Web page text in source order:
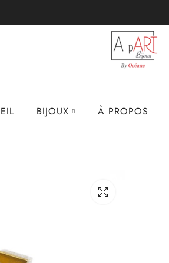
BIJOUX À PROPOS